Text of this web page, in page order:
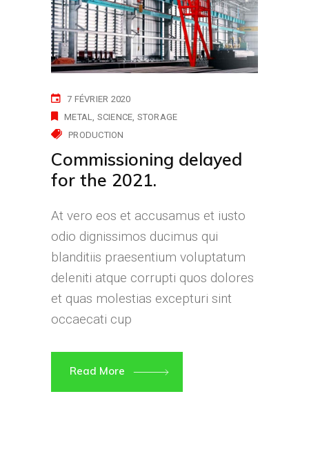
7 FÉVRIER 2020
METAL SCIENCE STORAGE
PRODUCTION
Commissioning delayed
for the 2021.
At vero eos et accusamus et iusto
odio dignissimos ducimus qui
blanditiis praesentium voluptatum
deleniti atque corrupti quos dolores
et quas molestias excepturi sint
occaecati cup
Read More